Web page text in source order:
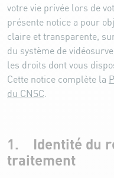
votre vie privée lors de
présente notice a pour
claire et transparente,
du système de
les droits dont vous
Cette notice complète la
du CNSC.
1. Identité du
traitement